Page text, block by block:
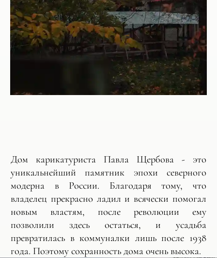
Дом карикатуриста Павла Щербова - это
уникальнейший памятник эпохи северного
модерна в России. Благодаря тому, что
владелец прекрасно ладил и всячески помогал
новым властям, после революции ему
позволили здесь остаться, и усадьба
превратилась в коммуналки лишь после 1938
года. Поэтому сохранность дома очень высока.